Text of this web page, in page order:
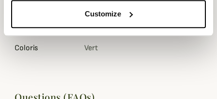
Customize
Fiche technique
Genre Homme
Coloris Vert